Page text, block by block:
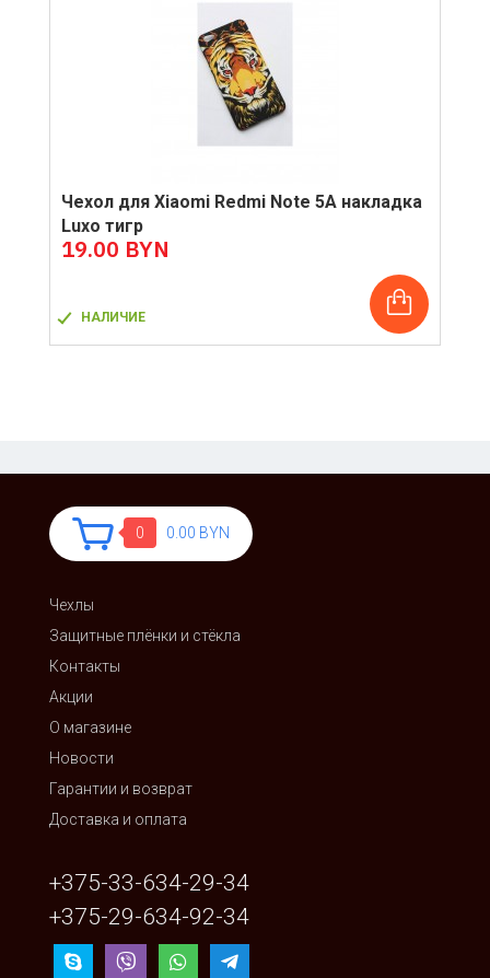
Чехол для Xiaomi Redmi Note 5A накладка
Luxo тигр
19.00 BYN
НАЛИЧИЕ
0 0.00 BYN
Чехлы
Защитные плёнки и стёкла
Контакты
Акции
О магазине
Новости
Гарантии и возврат
Доставка и оплата
+375-33-634-29-34
+375-29-634-92-34